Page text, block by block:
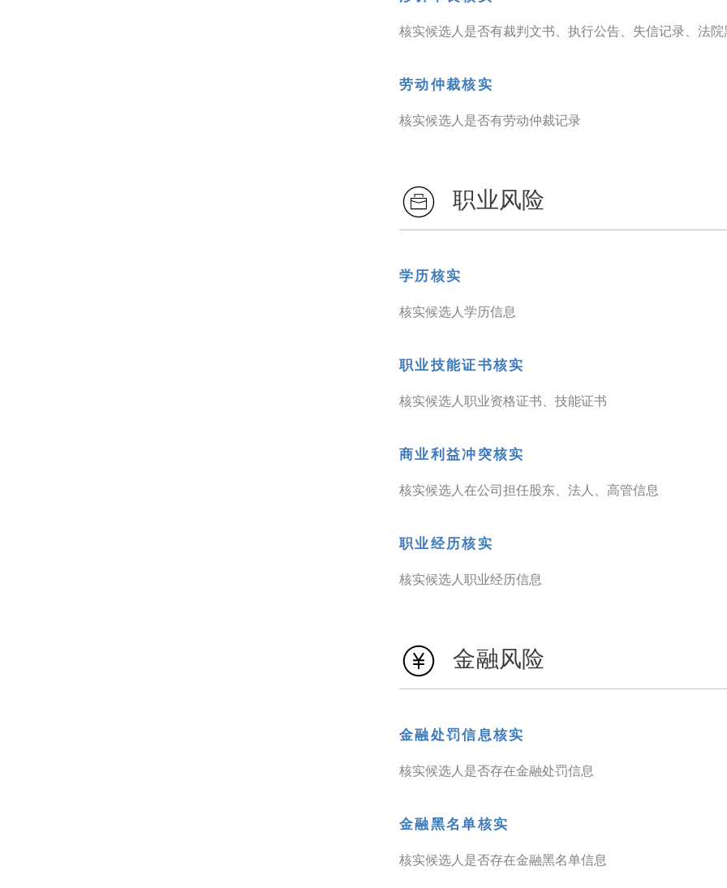
核实候选人是否有裁判文书、执行公告、失信记录、法院
劳动仲裁核实
核实候选人是否有劳动仲裁记录
职业风险
学历核实
核实候选人学历信息
职业技能证书核实
核实候选人职业资格证书、技能证书
商业利益冲突核实
核实候选人在公司担任股东、法人、高管信息
职业经历核实
核实候选人职业经历信息
金融风险
金融处罚信息核实
核实候选人是否存在金融处罚信息
金融黑名单核实
核实候选人是否存在金融黑名单信息